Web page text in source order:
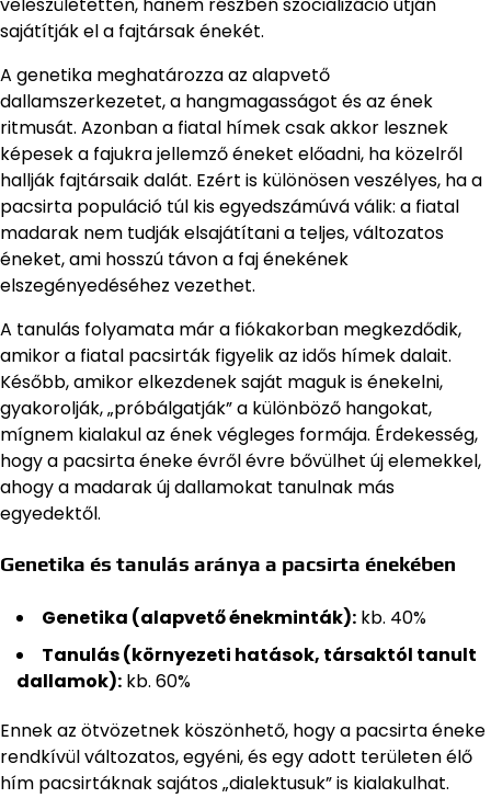
veleszületetten, hanem részben szocializáció útján
sajátítják el a fajtársak énekét.
A genetika meghatározza az alapvető
dallamszerkezetet, a hangmagasságot és az ének
ritmusát. Azonban a fiatal hímek csak akkor lesznek
képesek a fajukra jellemző éneket előadni, ha közelről
hallják fajtársaik dalát. Ezért is különösen veszélyes, ha a
pacsirta populáció túl kis egyedszámúvá válik: a fiatal
madarak nem tudják elsajátítani a teljes, változatos
éneket, ami hosszú távon a faj énekének
elszegényedéséhez vezethet.
A tanulás folyamata már a fiókakorban megkezdődik,
amikor a fiatal pacsirták figyelik az idős hímek dalait.
Később, amikor elkezdenek saját maguk is énekelni,
gyakorolják, „próbálgatják” a különböző hangokat,
mígnem kialakul az ének végleges formája. Érdekesség,
hogy a pacsirta éneke évről évre bővülhet új elemekkel,
ahogy a madarak új dallamokat tanulnak más
egyedektől.
Genetika és tanulás aránya a pacsirta énekében
Genetika (alapvető énekminták): kb. 40%
Tanulás (környezeti hatások, társaktól tanult
dallamok): kb. 60%
Ennek az ötvözetnek köszönhető, hogy a pacsirta éneke
rendkívül változatos, egyéni, és egy adott területen élő
hím pacsirtáknak sajátos „dialektusuk” is kialakulhat.